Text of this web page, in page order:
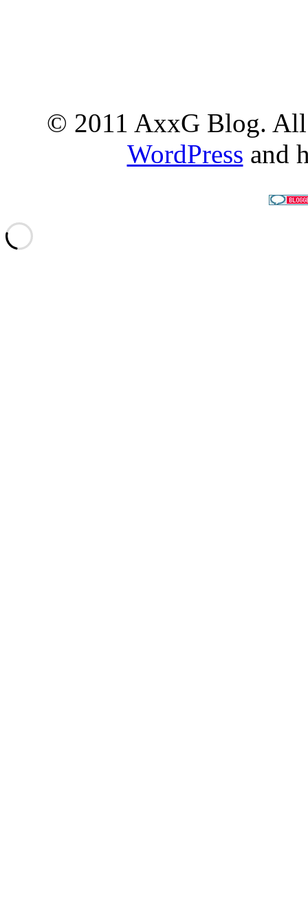
© 2011 AxxG Blog. All
WordPress and